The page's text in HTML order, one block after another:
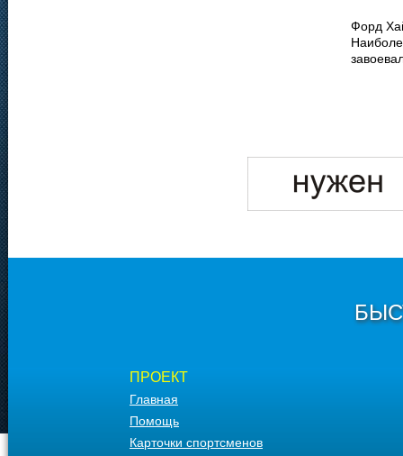
Форд
ПРОЕКТ
Главная
Помощь
Карточки спортсменов